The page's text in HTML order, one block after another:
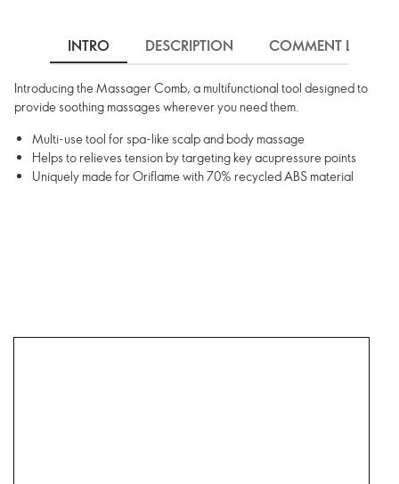
INTRO DESCRIPTION COMMENT
Introducing the Massager Comb, a multifunctional tool designed to
provide soothing massages wherever you need them.
Multi-use tool for spa-like scalp and body massage
Helps to relieves tension by targeting key acupressure points
Uniquely made for Oriflame with 70% recycled ABS material